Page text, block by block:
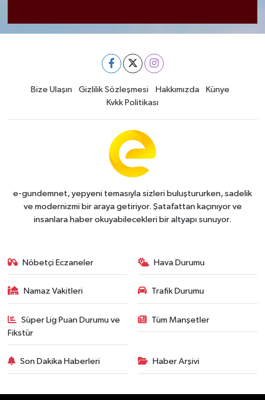
Bize Ulaşın Gizlilik Sözleşmesi Hakkımızda
Künye
Kvkk Politikası
e-gundemnet, yepyeni temasıyla sizleri buluştururken, sadelik
ve modernizmi bir araya getiriyor. Şatafattan kaçınıyor ve
insanlara haber okuyabilecekleri bir altyapı sunuyor.
Nöbetçi Eczaneler Hava Durumu
Namaz Vakitleri Trafik Durumu
Süper Lig Puan Durumu ve
Fikstür
Tüm Manşetler
Son Dakika Haberleri Haber Arşivi